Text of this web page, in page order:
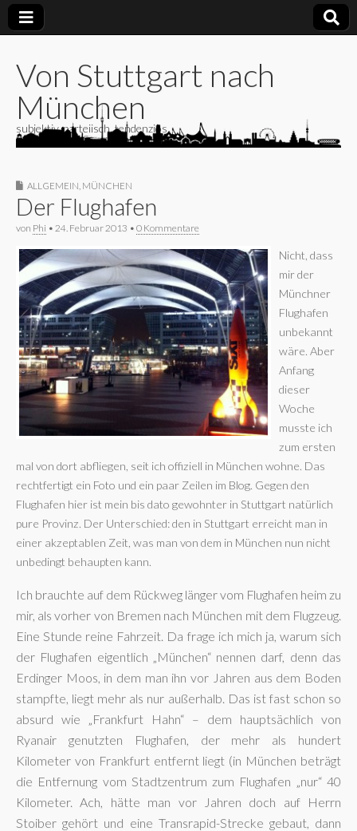
Von Stuttgart nach
München
subjektiv, parteiisch, tendenziös
ALLGEMEIN MÜNCHEN
Der Flughafen
von Phi • 24. Februar 2013 • 0 Kommentare
Nicht, dass
mir der
Münchner
Flughafen
unbekannt
wäre. Aber
Anfang
dieser
Woche
musste ich
zum ersten
mal von dort abfliegen, seit ich offiziell in München wohne. Das
rechtfertigt ein Foto und ein paar Zeilen im Blog. Gegen den
Flughafen hier ist mein bis dato gewohnter in Stuttgart natürlich
pure Provinz. Der Unterschied: den in Stuttgart erreicht man in
einer akzeptablen Zeit, was man von dem in München nun nicht
unbedingt behaupten kann.
Ich brauchte auf dem Rückweg länger vom Flughafen heim zu
mir, als vorher von Bremen nach München mit dem Flugzeug.
Eine Stunde reine Fahrzeit. Da frage ich mich ja, warum sich
der Flughafen eigentlich „München“ nennen darf, denn das
Erdinger Moos, in dem man ihn vor Jahren aus dem Boden
stampfte, liegt mehr als nur außerhalb. Das ist fast schon so
absurd wie „Frankfurt Hahn“ – dem hauptsächlich von
Ryanair genutzten Flughafen, der mehr als hundert
Kilometer von Frankfurt entfernt liegt (in München beträgt
die Entfernung vom Stadtzentrum zum Flughafen „nur“ 40
Kilometer. Ach, hätte man vor Jahren doch auf Herrn
Stoiber gehört und eine Transrapid-Strecke gebaut, dann